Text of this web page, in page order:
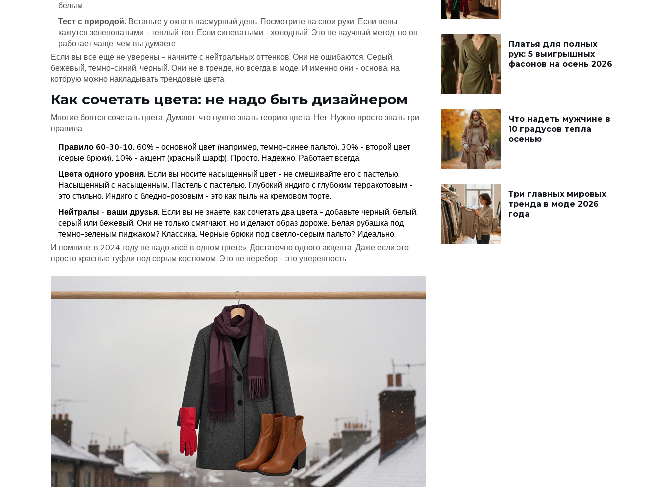
белым.
Тест с природой. Встаньте у окна в пасмурный день. Посмотрите на свои руки. Если вены
кажутся зеленоватыми - теплый тон. Если синеватыми - холодный. Это не научный метод, но он
работает чаще, чем вы думаете.
Если вы все еще не уверены - начните с нейтральных оттенков. Они не ошибаются. Серый,
бежевый, темно-синий, черный. Они не в тренде, но всегда в моде. И именно они - основа, на
которую можно накладывать трендовые цвета.
Как сочетать цвета: не надо быть дизайнером
Многие боятся сочетать цвета. Думают, что нужно знать теорию цвета. Нет. Нужно просто знать три
правила.
Правило 60-30-10. 60% - основной цвет (например, темно-синее пальто). 30% - второй цвет
(серые брюки). 10% - акцент (красный шарф). Просто. Надежно. Работает всегда.
Цвета одного уровня. Если вы носите насыщенный цвет - не смешивайте его с пастелью.
Насыщенный с насыщенным. Пастель с пастелью. Глубокий индиго с глубоким терракотовым -
это стильно. Индиго с бледно-розовым - это как пыль на кремовом торте.
Нейтралы - ваши друзья. Если вы не знаете, как сочетать два цвета - добавьте черный, белый,
серый или бежевый. Они не только смягчают, но и делают образ дороже. Белая рубашка под
темно-зеленым пиджаком? Классика. Черные брюки под светло-серым пальто? Идеально.
И помните: в 2024 году не надо «всё в одном цвете». Достаточно одного акцента. Даже если это
просто красные туфли под серым костюмом. Это не перебор - это уверенность.
Платья для полных
рук: 5 выигрышных
фасонов на осень 2026
Что надеть мужчине в
10 градусов тепла
осенью
Три главных мировых
тренда в моде 2026
года